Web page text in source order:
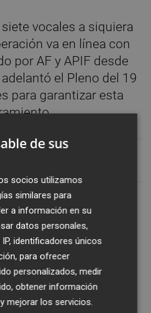
vocales a siquiera
va en línea con
por AF y APIF desde
el Pleno del 19
para garantizar esta
de sus
socios utilizamos
similares para
a información en su
datos personales,
identificadores únicos
para ofrecer
personalizados, medir
obtener información
mejorar los servicios.